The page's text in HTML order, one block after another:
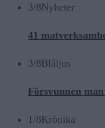
3/8Nyheter
41
3/8Blåljus
Försvunnen
1/8Krönika